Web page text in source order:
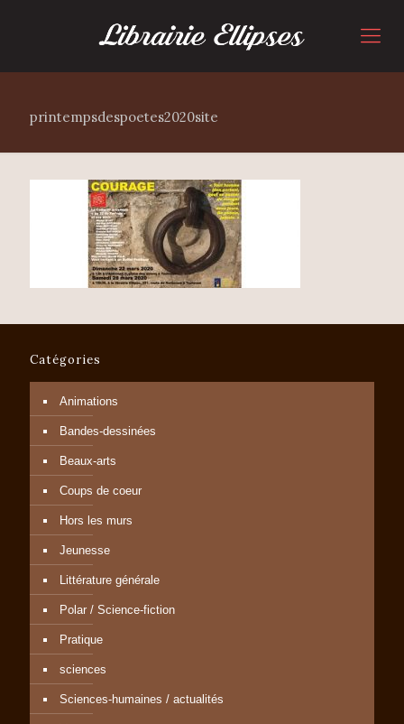
printempsdespoetes2020site
Catégories
Animations
Bandes-dessinées
Beaux-arts
Coups de coeur
Hors les murs
Jeunesse
Littérature générale
Polar / Science-fiction
Pratique
sciences
Sciences-humaines / actualités